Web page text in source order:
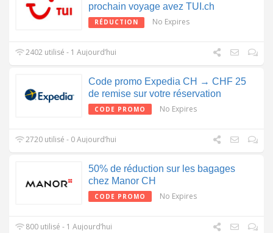
prochain voyage avez TUI.ch
RÉDUCTION No Expires
2402 utilisé - 1 Aujourd’hui
Code promo Expedia CH → CHF 25
de remise sur votre réservation
CODE PROMO No Expires
2720 utilisé - 0 Aujourd’hui
50% de réduction sur les bagages
chez Manor CH
CODE PROMO No Expires
800 utilisé - 1 Aujourd’hui